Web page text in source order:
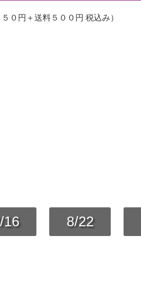
円＋送料５００円 税込み）
16 8/22